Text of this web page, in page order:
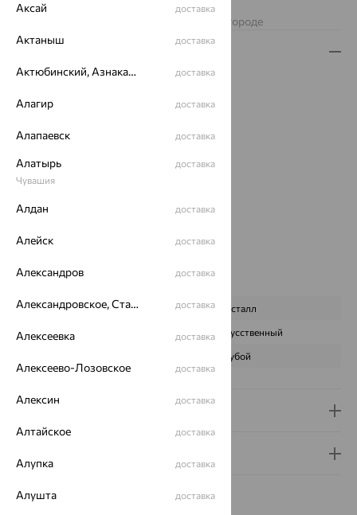
Нет в наличии
Изделие недоступно для заказа в вашем городе
коллекционные
Вес:3.3 — 3.37
Проба:925
Вставка:
Цвет вставки:
Новинка:
Характеристика вставки:
ВИД КАМНЯ Кристалл
ПРОИСХОЖДЕНИЕ Искусственный
Голубой
Аксай доставка
Актаныш доставка
Актюбинский, Азнакаевский район доставка
Алагир доставка
Алапаевск доставка
Алатырь
Чувашия
доставка
Алдан доставка
Алейск доставка
Александров доставка
Александровское, Ставропольский край доставка
Алексеевка доставка
Алексеево-Лозовское доставка
Алексин доставка
Алтайское доставка
Алупка доставка
Алушта доставка